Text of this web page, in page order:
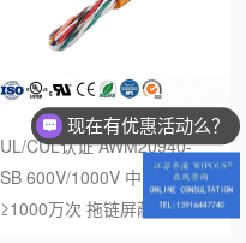
UL/CUL认证 AWM20940-
SB 600V/1000V 中高速
≥1000万次 拖链屏蔽控制电
现在有优惠活动么？